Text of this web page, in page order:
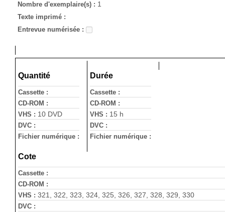
Nombre d'exemplaire(s) : 1
Texte imprimé :
Entrevue numérisée :
Quantité
Cassette :
CD-ROM :
VHS : 10 DVD
DVC :
Fichier numérique :
Durée
Cassette :
CD-ROM :
VHS : 15 h
DVC :
Fichier numérique :
Cote
Cassette :
CD-ROM :
VHS : 321, 322, 323, 324, 325, 326, 327, 328, 329, 330
DVC :